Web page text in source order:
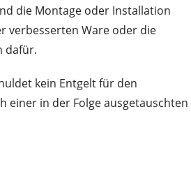
die Montage oder Installation
verbesserten Ware oder die
dafür.
kein Entgelt für den
einer in der Folge ausgetauschten